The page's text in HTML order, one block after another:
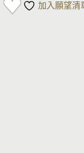
加入願望清